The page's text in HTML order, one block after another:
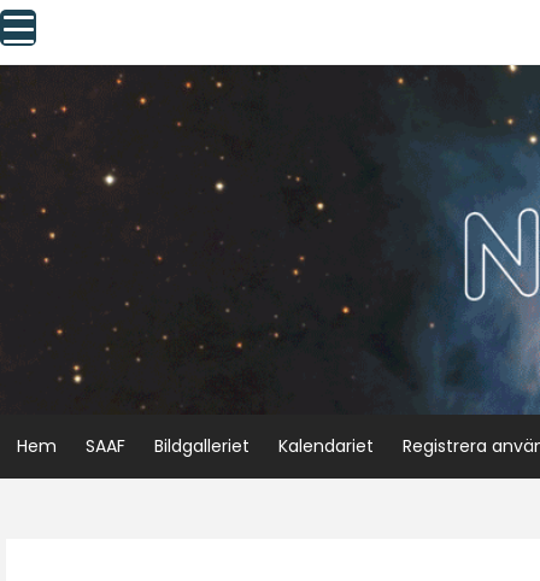
Skip
to
content
Hem SAAF Bildgalleriet Kalendariet Registrera